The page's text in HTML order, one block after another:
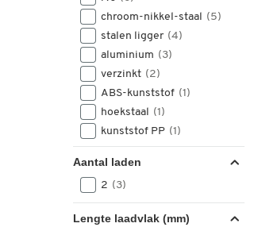
1336
1338
(1)
1350
(1)
(1)
1390
(9)
1397
(6)
1750(1)
1790
2190(2)
1000
1010
(6)
1011
(6)
1032
(3)
1039
(4)
1045(1)
1175
1179(1)
1200(1)
chroom-nikkel-staal (5)
stalen ligger (4)
aluminium (3)
verzinkt (2)
ABS-kunststof (1)
hoekstaal (1)
kunststof PP (1)
metaal(1)
plaatstaal gepoedercoat
Aantal laden
2 (3)
Lengte laadvlak (mm)